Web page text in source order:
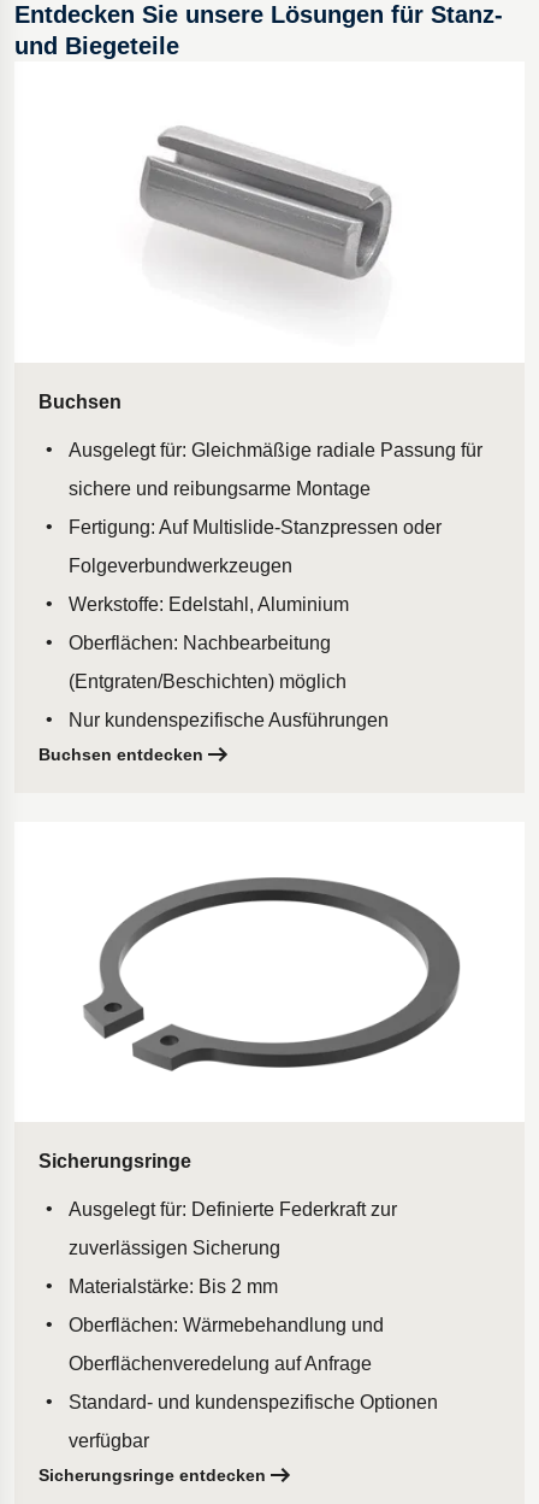
Polestar 2 Fahrwerksfedern
Entdecken Sie unsere Lösungen für Stanz-
und Biegeteile
Buchsen
Ausgelegt für: Gleichmäßige radiale Passung für
sichere und reibungsarme Montage
Fertigung: Auf Multislide-Stanzpressen oder
Folgeverbundwerkzeugen
Werkstoffe: Edelstahl, Aluminium
Oberflächen: Nachbearbeitung
(Entgraten/Beschichten) möglich
Nur kundenspezifische Ausführungen
Buchsen entdecken
Sicherungsringe
Ausgelegt für: Definierte Federkraft zur
zuverlässigen Sicherung
Materialstärke: Bis 2 mm
Oberflächen: Wärmebehandlung und
Oberflächenveredelung auf Anfrage
Standard- und kundenspezifische Optionen
verfügbar
Sicherungsringe entdecken